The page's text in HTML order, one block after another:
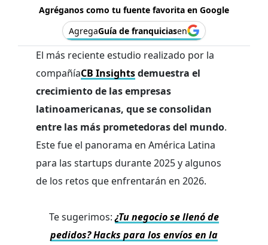
Agréganos como tu fuente favorita en Google
AgregaGuía de franquiciasen
El más reciente estudio realizado por la
compañíaCB Insightsdemuestra el
crecimiento de las empresas
latinoamericanas, que se consolidan
entre las más prometedoras del mundo.
Este fue el panorama en América Latina
para las startups durante 2025 y algunos
de los retos que enfrentarán en 2026.
Te sugerimos:¿Tu negocio se llenó de
pedidos? Hacks para los envíos en la